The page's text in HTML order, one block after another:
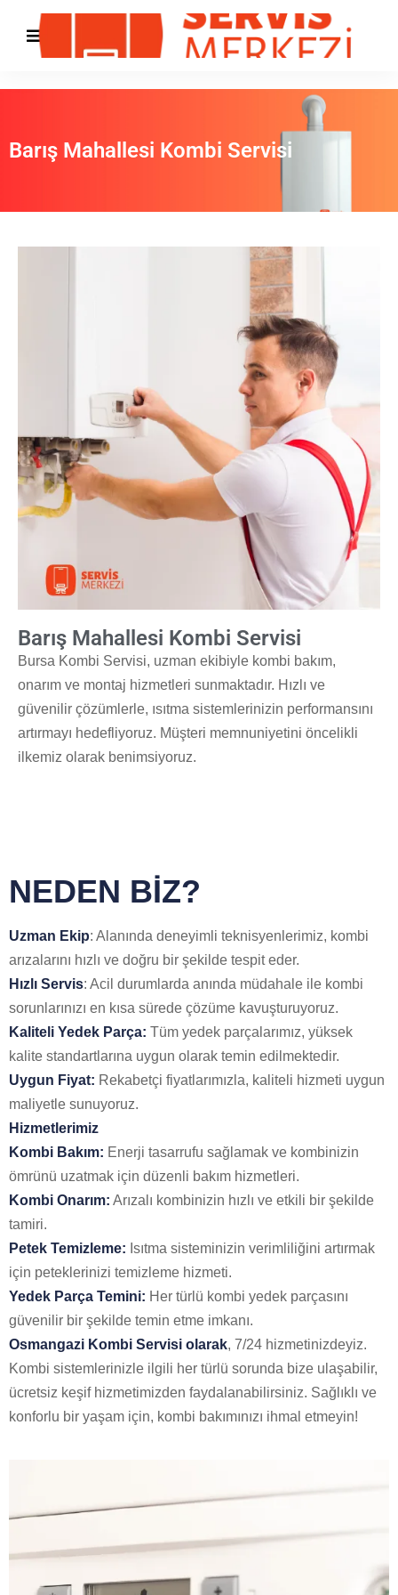
Barış Mahallesi Kombi Servisi
Barış Mahallesi Kombi Servisi
Bursa Kombi Servisi, uzman ekibiyle kombi bakım,
onarım ve montaj hizmetleri sunmaktadır. Hızlı ve
güvenilir çözümlerle, ısıtma sistemlerinizin performansını
artırmayı hedefliyoruz. Müşteri memnuniyetini öncelikli
ilkemiz olarak benimsiyoruz.
NEDEN BİZ?
Uzman Ekip: Alanında deneyimli teknisyenlerimiz, kombi
arızalarını hızlı ve doğru bir şekilde tespit eder.
Hızlı Servis: Acil durumlarda anında müdahale ile kombi
sorunlarınızı en kısa sürede çözüme kavuşturuyoruz.
Kaliteli Yedek Parça: Tüm yedek parçalarımız, yüksek
kalite standartlarına uygun olarak temin edilmektedir.
Uygun Fiyat: Rekabetçi fiyatlarımızla, kaliteli hizmeti uygun
maliyetle sunuyoruz.
Hizmetlerimiz
Kombi Bakım: Enerji tasarrufu sağlamak ve kombinizin
ömrünü uzatmak için düzenli bakım hizmetleri.
Kombi Onarım: Arızalı kombinizin hızlı ve etkili bir şekilde
tamiri.
Petek Temizleme: Isıtma sisteminizin verimliliğini artırmak
için peteklerinizi temizleme hizmeti.
Yedek Parça Temini: Her türlü kombi yedek parçasını
güvenilir bir şekilde temin etme imkanı.
Osmangazi Kombi Servisi olarak, 7/24 hizmetinizdeyiz.
Kombi sistemlerinizle ilgili her türlü sorunda bize ulaşabilir,
ücretsiz keşif hizmetimizden faydalanabilirsiniz. Sağlıklı ve
konforlu bir yaşam için, kombi bakımınızı ihmal etmeyin!